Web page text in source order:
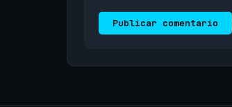
Publicar comentario